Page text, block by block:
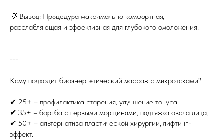
💡 Вывод: Процедура максимально комфортная,
расслабляющая и эффективная для глубокого омоложения.
---
Кому подходит биоэнергетический массаж с микротоками?
✔ 25+ – профилактика старения, улучшение тонуса.
✔ 35+ – борьба с первыми морщинами, подтяжка овала лица.
✔ 50+ – альтернатива пластической хирургии, лифтинг-
эффект.